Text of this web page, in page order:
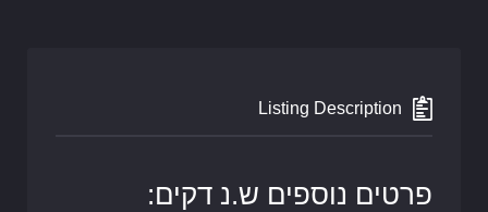
Listing Description
פרטים נוספים ש.נ דקים: